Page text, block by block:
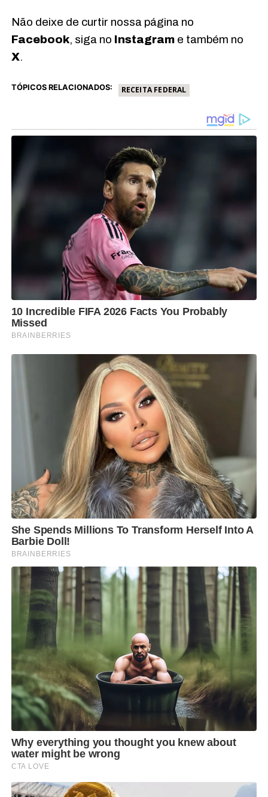
Não deixe de curtir nossa página no
Facebook, siga no Instagrame também no
X.
TÓPICOS RELACIONADOS: RECEITA FEDERAL